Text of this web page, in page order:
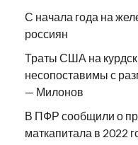
С начала года на
россиян
Траты США на
несопоставимы с
— Милонов
В ПФР сообщили о
маткапитала в 2022